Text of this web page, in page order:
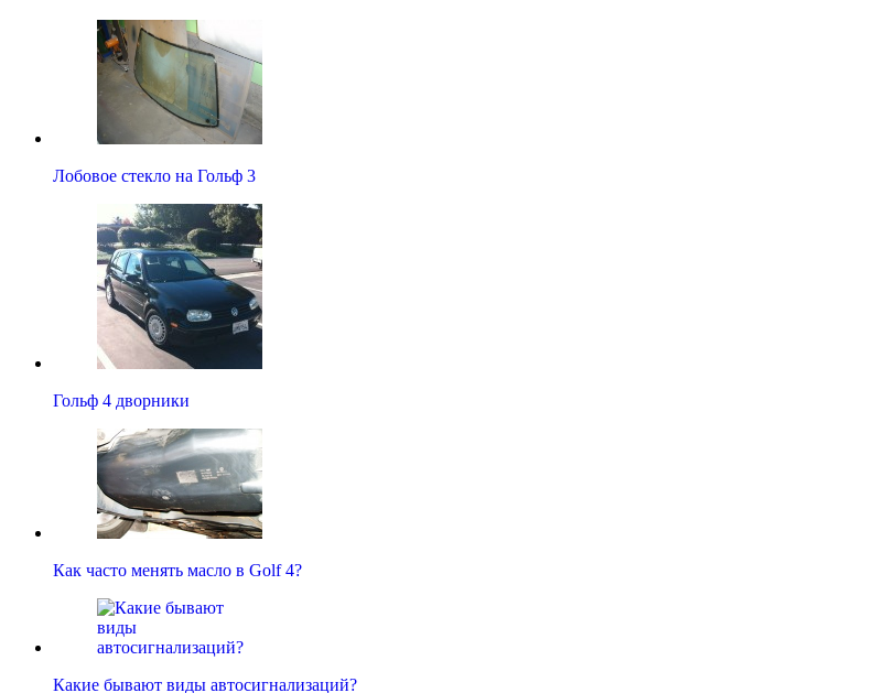
Лобовое стекло на Гольф 3
Гольф 4 дворники
Как часто менять масло в Golf 4?
Какие бывают виды автосигнализаций?